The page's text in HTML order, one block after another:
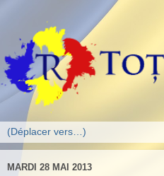
MARDI 28 MAI 2013